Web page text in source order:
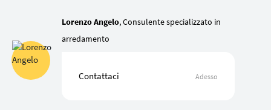
Lorenzo Angelo, Consulente specializzato in
arredamento
Contattaci Adesso